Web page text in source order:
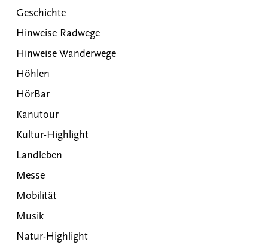
Geschichte
Hinweise Radwege
Hinweise Wanderwege
Höhlen
HörBar
Kanutour
Kultur-Highlight
Landleben
Messe
Mobilität
Musik
Natur-Highlight